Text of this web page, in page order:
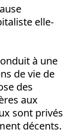
elle-
à une
de vie de
des
aux
sont privés
décents.